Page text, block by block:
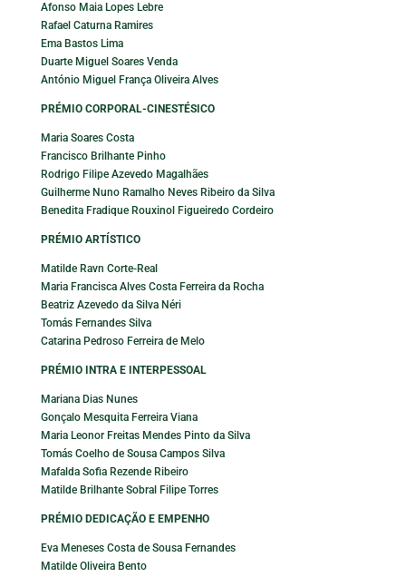
Afonso Maia Lopes Lebre
Rafael Caturna Ramires
Ema Bastos Lima
Duarte Miguel Soares Venda
António Miguel França Oliveira Alves
PRÉMIO CORPORAL-CINESTÉSICO
Maria Soares Costa
Francisco Brilhante Pinho
Rodrigo Filipe Azevedo Magalhães
Guilherme Nuno Ramalho Neves Ribeiro da Silva
Benedita Fradique Rouxinol Figueiredo Cordeiro
PRÉMIO ARTÍSTICO
Matilde Ravn Corte-Real
Maria Francisca Alves Costa Ferreira da Rocha
Beatriz Azevedo da Silva Néri
Tomás Fernandes Silva
Catarina Pedroso Ferreira de Melo
PRÉMIO INTRA E INTERPESSOAL
Mariana Dias Nunes
Gonçalo Mesquita Ferreira Viana
Maria Leonor Freitas Mendes Pinto da Silva
Tomás Coelho de Sousa Campos Silva
Mafalda Sofia Rezende Ribeiro
Matilde Brilhante Sobral Filipe Torres
PRÉMIO DEDICAÇÃO E EMPENHO
Eva Meneses Costa de Sousa Fernandes
Matilde Oliveira Bento